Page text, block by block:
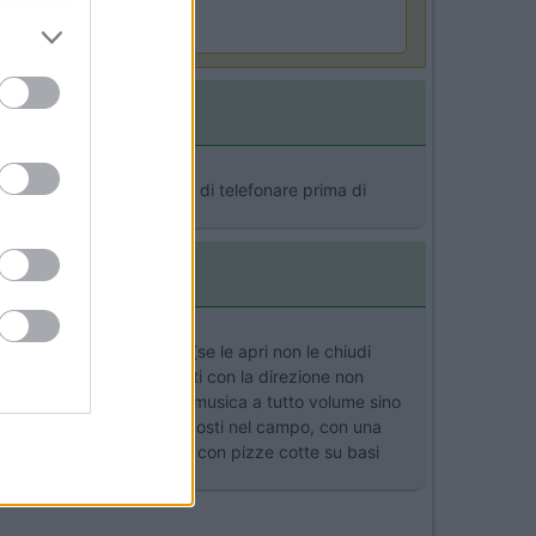
è però il caso di telefonare prima di
finestre a compasso (se le apri non le chiudi
e se protesti con la direzione non
è sovraffollata; musica a tutto volume sino
gli altoparlanti disposti nel campo, con una
pizzeria annessa con pizze cotte su basi
vacanze Otto